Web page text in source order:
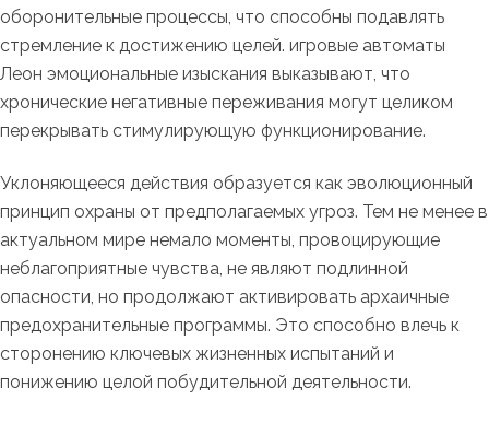
оборонительные процессы, что способны подавлять
стремление к достижению целей. игровые автоматы
Леон эмоциональные изыскания выказывают, что
хронические негативные переживания могут целиком
перекрывать стимулирующую функционирование.
Уклоняющееся действия образуется как эволюционный
принцип охраны от предполагаемых угроз. Тем не менее в
актуальном мире немало моменты, провоцирующие
неблагоприятные чувства, не являют подлинной
опасности, но продолжают активировать архаичные
предохранительные программы. Это способно влечь к
сторонению ключевых жизненных испытаний и
понижению целой побудительной деятельности.